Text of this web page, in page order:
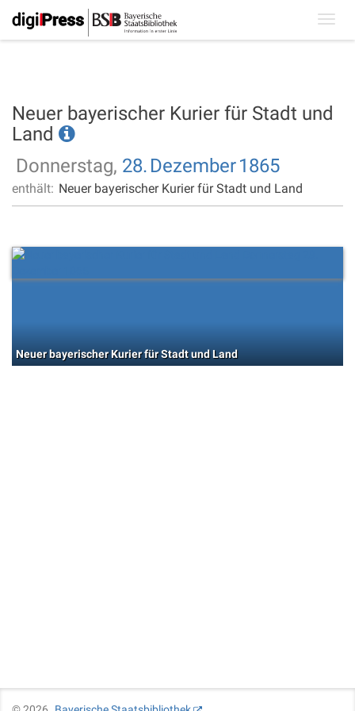
Neuer bayerischer Kurier für Stadt und
Land
Donnerstag, 28. Dezember1865
enthält: Neuer bayerischer Kurier für Stadt und Land
Neuer bayerischer Kurier für Stadt und Land